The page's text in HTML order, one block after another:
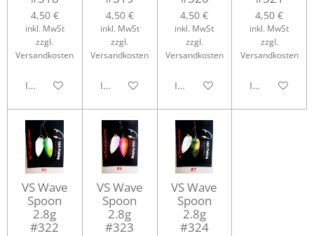
4,50 €
inkl. MwSt
zzgl.
Versandkosten
In den Warenkorb
4,50 €
inkl. MwSt
zzgl.
Versandkosten
In den Warenkorb
4,50 €
inkl. MwSt
zzgl.
Versandkosten
In den Warenkorb
4,50 €
inkl. MwSt
zzgl.
Versandkosten
In den
VS Wave
Spoon
2.8g
#322
VS Wave
Spoon
2.8g
#323
VS Wave
Spoon
2.8g
#324